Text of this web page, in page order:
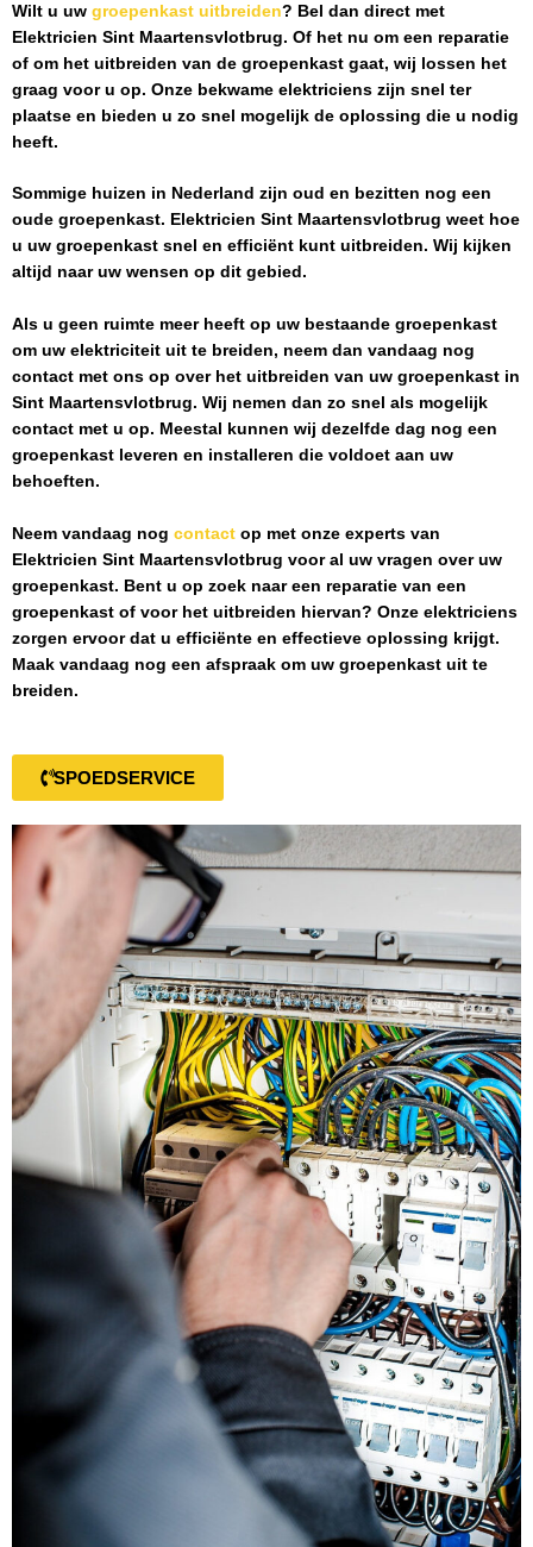
Wilt u uw groepenkast uitbreiden? Bel dan direct met
Elektricien Sint Maartensvlotbrug. Of het nu om een reparatie
of om het uitbreiden van de groepenkast gaat, wij lossen het
graag voor u op. Onze bekwame elektriciens zijn snel ter
plaatse en bieden u zo snel mogelijk de oplossing die u nodig
heeft.
Sommige huizen in Nederland zijn oud en bezitten nog een
oude groepenkast. Elektricien Sint Maartensvlotbrug weet hoe
u uw groepenkast snel en efficiënt kunt uitbreiden. Wij kijken
altijd naar uw wensen op dit gebied.
Als u geen ruimte meer heeft op uw bestaande groepenkast
om uw elektriciteit uit te breiden, neem dan vandaag nog
contact met ons op over het uitbreiden van uw groepenkast in
Sint Maartensvlotbrug. Wij nemen dan zo snel als mogelijk
contact met u op. Meestal kunnen wij dezelfde dag nog een
groepenkast leveren en installeren die voldoet aan uw
behoeften.
Neem vandaag nog contact op met onze experts van
Elektricien Sint Maartensvlotbrug voor al uw vragen over uw
groepenkast. Bent u op zoek naar een reparatie van een
groepenkast of voor het uitbreiden hiervan? Onze elektriciens
zorgen ervoor dat u efficiënte en effectieve oplossing krijgt.
Maak vandaag nog een afspraak om uw groepenkast uit te
breiden.
SPOEDSERVICE